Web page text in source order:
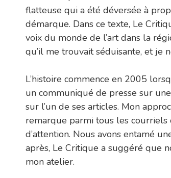
flatteuse qui a été déversée à
démarque. Dans ce texte, Le
voix du monde de l’art dans la
qu’il me trouvait séduisante, et je
L’histoire commence en 2005
un communiqué de presse sur
sur l’un de ses articles. Mon
remarque parmi tous les courriels
d’attention. Nous avons entamé
après, Le Critique a suggéré que
mon atelier.